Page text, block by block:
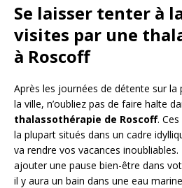
Se laisser tenter à
visites par une
à Roscoff
Après les journées de détente sur
la ville, n’oubliez pas de faire halte
thalassothérapie de Roscoff.
la plupart situés dans un cadre
va rendre vos vacances
ajouter une pause bien-être dans
il y aura un bain dans une eau